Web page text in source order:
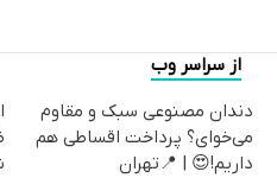
از سراسر وب
دندان مصنوعی سبک و مقاوم
می‌خوای؟ پرداخت اقساطی هم
داریم!😍 | 📍تهران